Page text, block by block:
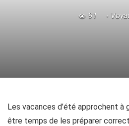
91
Les vacances d’été approchent à
être temps de les préparer